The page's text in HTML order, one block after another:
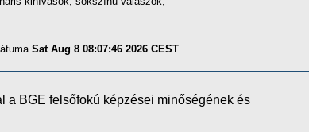
Sat Aug 8 08:07:46 2026 CEST
a BGE felsőfokú képzései minőségének és